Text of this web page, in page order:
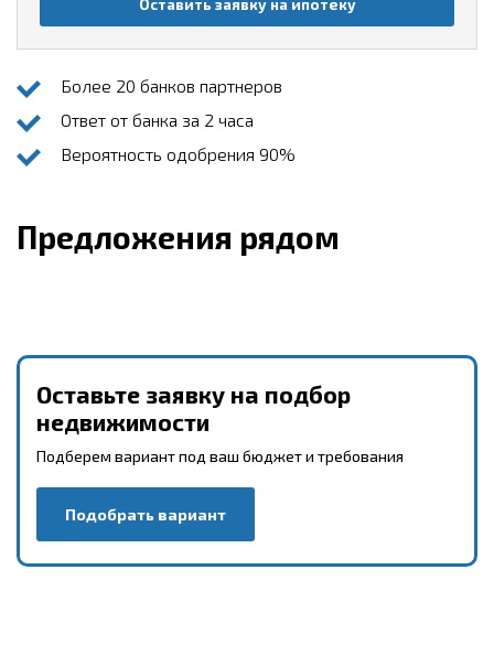
Оставить заявку на ипотеку
Более 20 банков партнеров
Ответ от банка за 2 часа
Вероятность одобрения 90%
Предложения рядом
Оставьте заявку на подбор
недвижимости
Подберем вариант под ваш бюджет и требования
Подобрать вариант